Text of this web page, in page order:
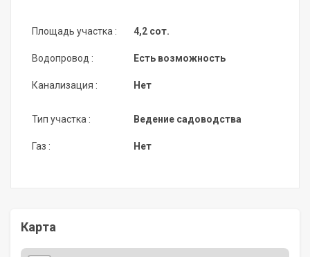
Площадь участка :
Водопровод :
Канализация :
4,2 сот.
Есть возможность
Нет
Тип участка :
Газ :
Ведение садоводства
Нет
Карта